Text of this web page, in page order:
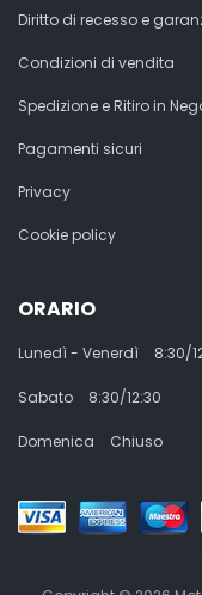
Diritto di recesso e
Condizioni di vendita
Spedizione e Ritiro in
Pagamenti sicuri
Privacy
Cookie policy
ORARIO
Lunedì - Venerdì 8:30/
Sabato 8:30/12:30
Domenica Chiuso